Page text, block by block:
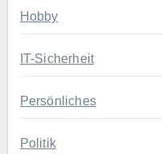
Hobby
IT-Sicherheit
Persönliches
Politik